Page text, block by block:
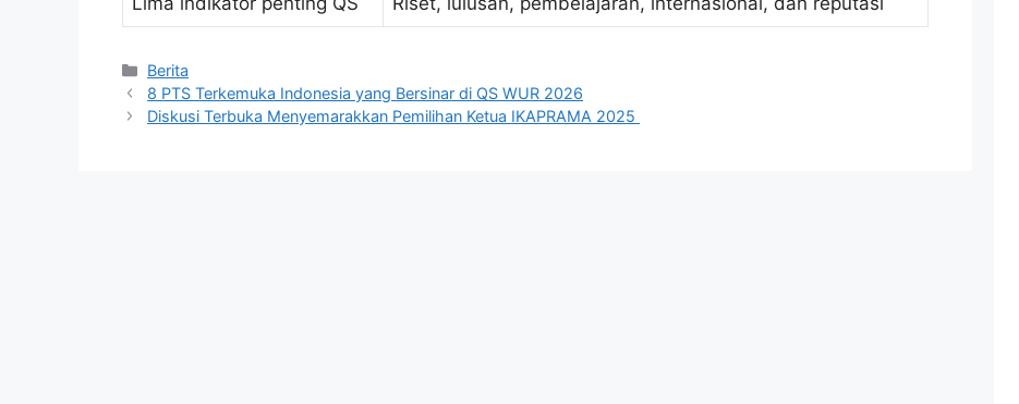
Kategori
Berita
8 PTS Terkemuka Indonesia yang Bersinar di QS WUR 2026
Diskusi Terbuka Menyemarakkan Pemilihan Ketua IKAPRAMA 2025